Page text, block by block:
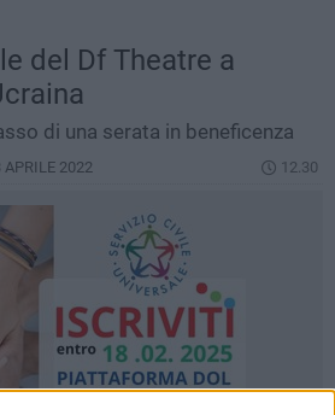
del Df Theatre a
di una serata in beneficenza
APRILE 2022 12.30